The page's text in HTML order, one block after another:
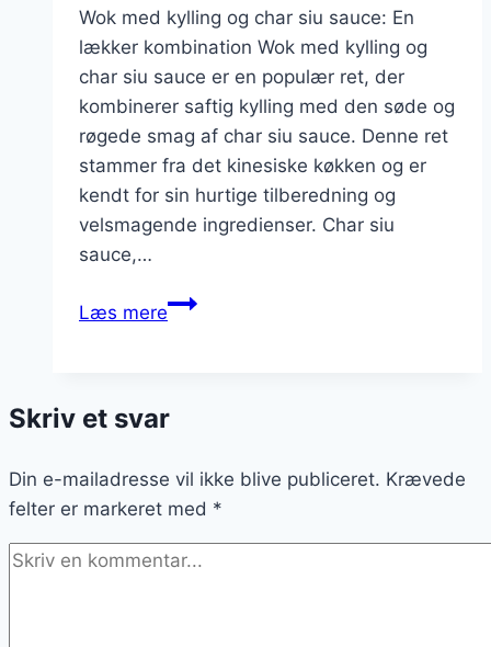
Wok med kylling og char siu sauce: En
lækker kombination Wok med kylling og
char siu sauce er en populær ret, der
kombinerer saftig kylling med den søde og
røgede smag af char siu sauce. Denne ret
stammer fra det kinesiske køkken og er
kendt for sin hurtige tilberedning og
velsmagende ingredienser. Char siu
sauce,…
Læs mereWok
char
sauce
Skriv et svar
Din e-mailadresse vil ikke blive publiceret. Krævede
felter er markeret med *